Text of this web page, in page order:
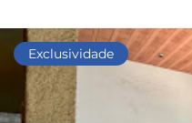
Exclusividade